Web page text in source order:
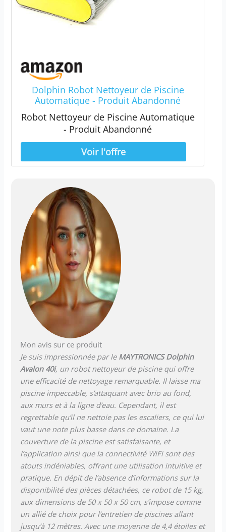
Dolphin Robot Nettoyeur de Piscine
Automatique - Produit Abandonné
Robot Nettoyeur de Piscine Automatique
- Produit Abandonné
Mon avis sur ce produit
Je suis impressionnée par le MAYTRONICS Dolphin
Avalon 40i, un robot nettoyeur de piscine qui offre
une efficacité de nettoyage remarquable. Il laisse ma
piscine impeccable, s’attaquant avec brio au fond,
aux murs et à la ligne d’eau. Cependant, il est
regrettable qu’il ne nettoie pas les escaliers, ce qui lui
vaut une note plus basse dans ce domaine. La
couverture de la piscine est satisfaisante, et
l’application ainsi que la connectivité WiFi sont des
atouts indéniables, offrant une utilisation intuitive et
pratique. En dépit de l’absence d’informations sur la
disponibilité des pièces détachées, ce robot de 15 kg,
aux dimensions de 50 x 50 x 50 cm, s’impose comme
un allié de choix pour l’entretien de piscines allant
jusqu’à 12 mètres. Avec une moyenne de 4,4 étoiles et